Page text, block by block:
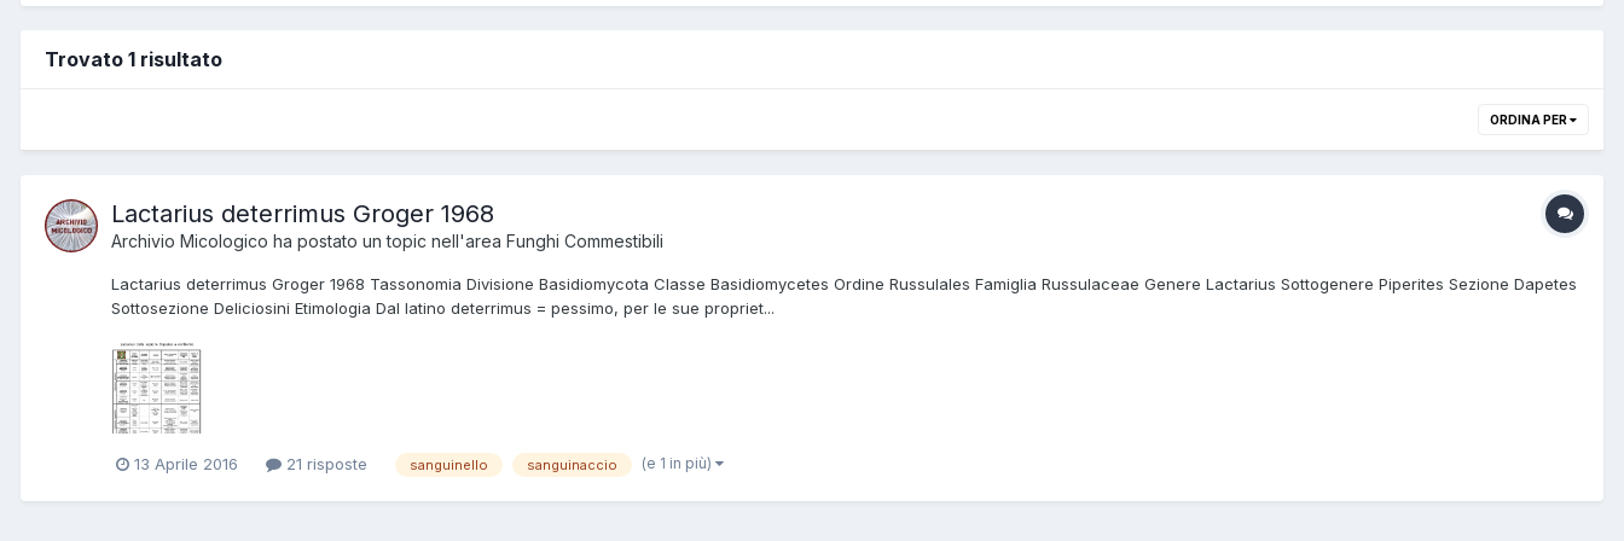
Trovato 1 risultato
ORDINA PER
Lactarius deterrimus Groger 1968
Archivio Micologico ha postato un topic nell'area Funghi Commestibili
Lactarius deterrimus Groger 1968 Tassonomia Divisione Basidiomycota Classe Basidiomycetes Ordine Russulales Famiglia Russulaceae Genere Lactarius Sottogenere Piperites Sezione Dapetes
Sottosezione Deliciosini Etimologia Dal latino deterrimus = pessimo, per le sue propriet...
13 Aprile 2016 21 risposte sanguinello sanguinaccio (e 1 in più)